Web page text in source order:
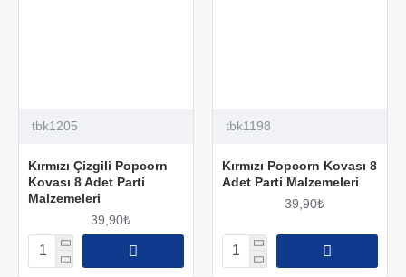
tbk1205
Kırmızı Çizgili Popcorn
Kovası 8 Adet Parti
Malzemeleri
39,90₺
tbk1198
Kırmızı Popcorn Kovası 8
Adet Parti Malzemeleri
39,90₺